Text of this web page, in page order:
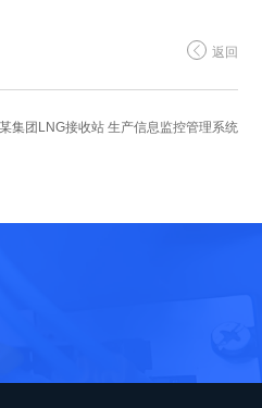
返回
集团LNG接收站 生产信息监控管理系统